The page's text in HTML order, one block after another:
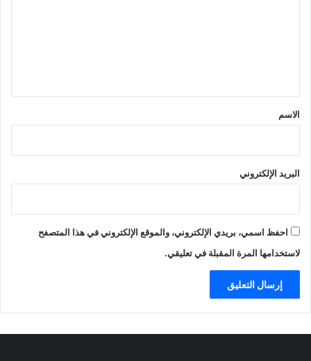
*
الاسم
البريد الإلكتروني
احفظ اسمي، بريدي الإلكتروني، والموقع الإلكتروني في هذا المتصفح
لاستخدامها المرة المقبلة في تعليقي.